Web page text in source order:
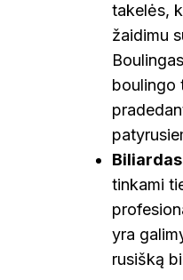
takelės,
žaidimu
boulingo
Biliardas
tinkami
yra
rusišką